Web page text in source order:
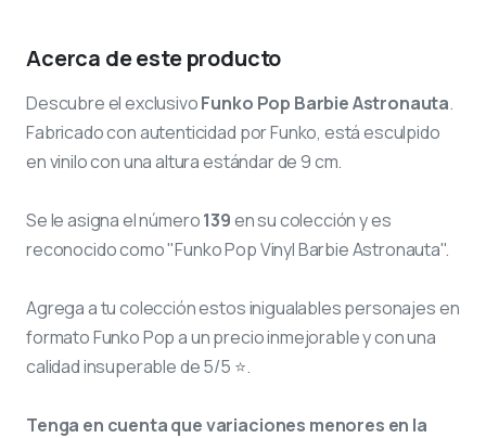
Acerca de este producto
Descubre el exclusivoFunko Pop Barbie Astronauta.
Fabricado con autenticidad por Funko, está esculpido
en vinilo con una altura estándar de 9 cm.
Se le asigna el número139en su colección y es
reconocido como "Funko Pop Vinyl Barbie Astronauta".
Agrega a tu colección estos inigualables personajes en
formato Funko Pop a un precio inmejorable y con una
calidad insuperable de 5/5 ⭐.
Tenga en cuenta que variaciones menores en la